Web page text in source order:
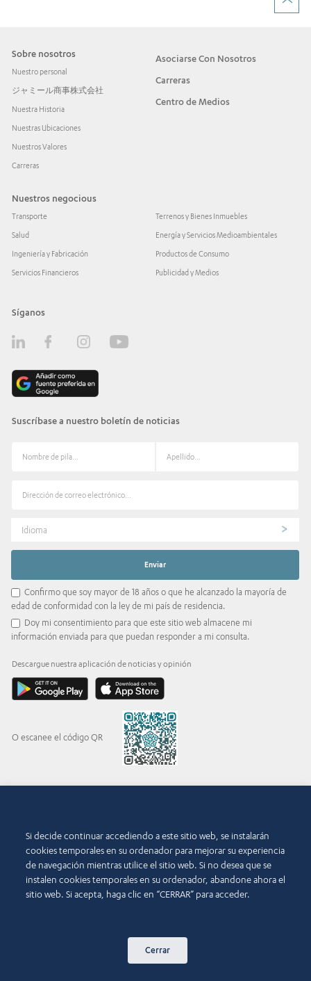
Sobre nosotros
Nuestro personal
ジャミール商事株式会社
Nuestra Historia
Nuestras Ubicaciones
Nuestros Valores
Carreras
Asociarse Con Nosotros
Carreras
Centro de Medios
Nuestros negocious
Transporte
Salud
Ingeniería y Fabricación
Servicios Financieros
Terrenos y Bienes Inmuebles
Energía y Servicios Medioambientales
Productos de Consumo
Publicidad y Medios
Síganos
Suscríbase a nuestro boletín de noticias
Idioma
Confirmo que soy mayor de 18 años o que he alcanzado la mayoría de
edad de conformidad con la ley de mi país de residencia.
Doy mi consentimiento para que este sitio web almacene mi
información enviada para que puedan responder a mi consulta.
Descargue nuestra aplicación de noticias y opinión
O escanee el código QR
Latif Jameel logotype and pentagon-shaped graphics are trademarks or registered
trademarks of Abdul Latif Jameel IPR Company Limited.
Condiciones de uso
Copyright y aviso legal
Política de accesibilidad
Política de cookies
Si decide continuar accediendo a este sitio web, se instalarán
cookies temporales en su ordenador para mejorar su experiencia
de navegación mientras utilice el sitio web. Si no desea que se
instalen cookies temporales en su ordenador, abandone ahora el
sitio web. Si acepta, haga clic en “CERRAR” para acceder.
Cerrar